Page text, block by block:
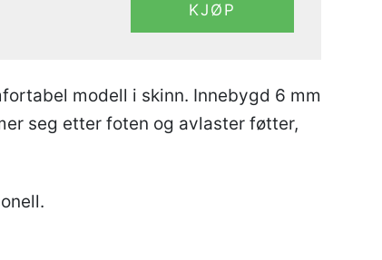
KJØP
modell i skinn. Innebygd 6 mm
seg etter foten og avlaster føtter,